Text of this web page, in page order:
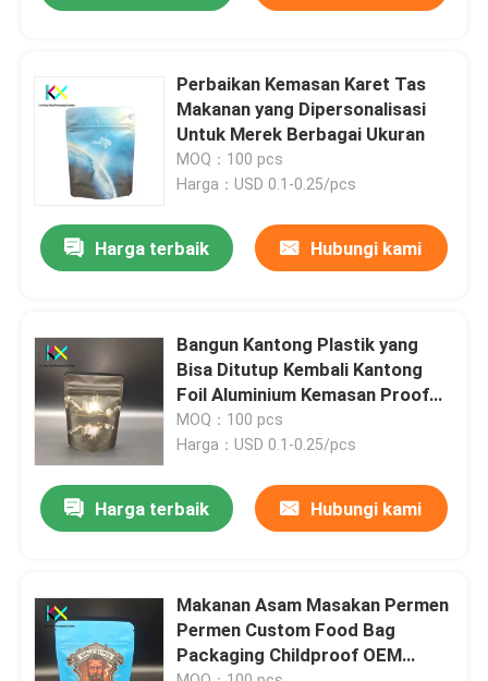
Produk
Video
Tentang kami
Kontrol kualitas
Hubungi Kami
Permintaan Penawaran
Kantong Plastik
Kantong kemasan yang dapat dikompos
Perbaikan Kemasan Karet Tas
Makanan yang Dipersonalisasi
Untuk Merek Berbagai Ukuran
MOQ：100 pcs
Harga：USD 0.1-0.25/pcs
Harga terbaik Hubungi kami
Bangun Kantong Plastik yang
Bisa Ditutup Kembali Kantong
Foil Aluminium Kemasan Proof
Bau Untuk Oat
MOQ：100 pcs
Harga：USD 0.1-0.25/pcs
Harga terbaik Hubungi kami
Makanan Asam Masakan Permen
Permen Custom Food Bag
Packaging Childproof OEM